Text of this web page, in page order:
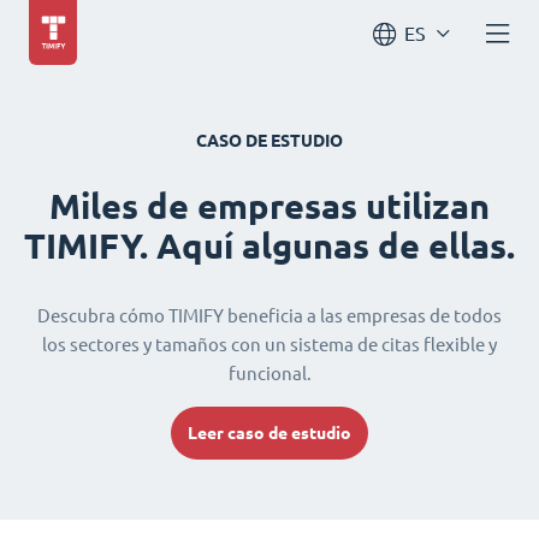
ES
CASO DE ESTUDIO
Miles de empresas utilizan
TIMIFY. Aquí algunas de ellas.
Descubra cómo TIMIFY beneficia a las empresas de todos
los sectores y tamaños con un sistema de citas flexible y
funcional.
Leer caso de estudio